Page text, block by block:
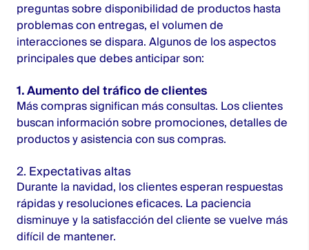
preguntas sobre disponibilidad de productos hasta
problemas con entregas, el volumen de
interacciones se dispara. Algunos de los aspectos
principales que debes anticipar son:
1. Aumento del tráfico de clientes
Más compras significan más consultas. Los clientes
buscan información sobre promociones, detalles de
productos y asistencia con sus compras.
2. Expectativas altas
Durante la navidad, los clientes esperan respuestas
rápidas y resoluciones eficaces. La paciencia
disminuye y la satisfacción del cliente se vuelve más
difícil de mantener.